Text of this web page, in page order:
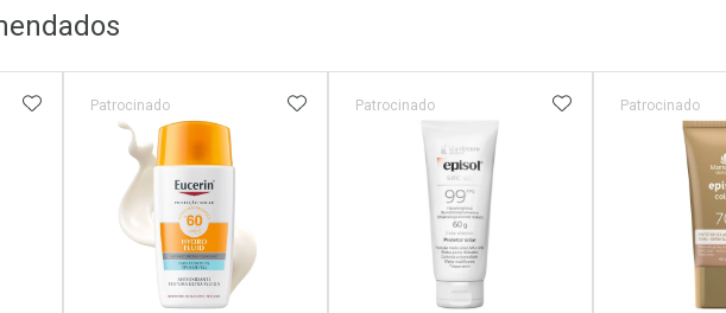
ADICIONAR AOS FAVORITOS
Patrocinado ADICIONAR AOS FAVORITOS
Patrocinado ADICIONAR AOS
Patrocinado